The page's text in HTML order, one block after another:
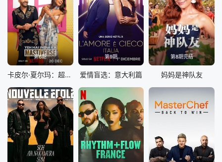
第6期
卡皮尔·夏尔玛：超级印度喜剧秀 第四季
第9期
爱情盲选：意大利篇
第8期完结
妈妈是神队友